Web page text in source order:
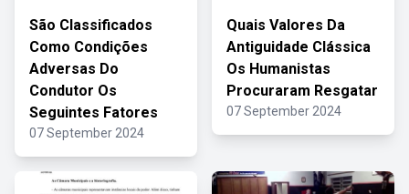
São Classificados
Como Condições
Adversas Do
Condutor Os
Seguintes Fatores
07 September 2024
Quais Valores Da
Antiguidade Clássica
Os Humanistas
Procuraram Resgatar
07 September 2024